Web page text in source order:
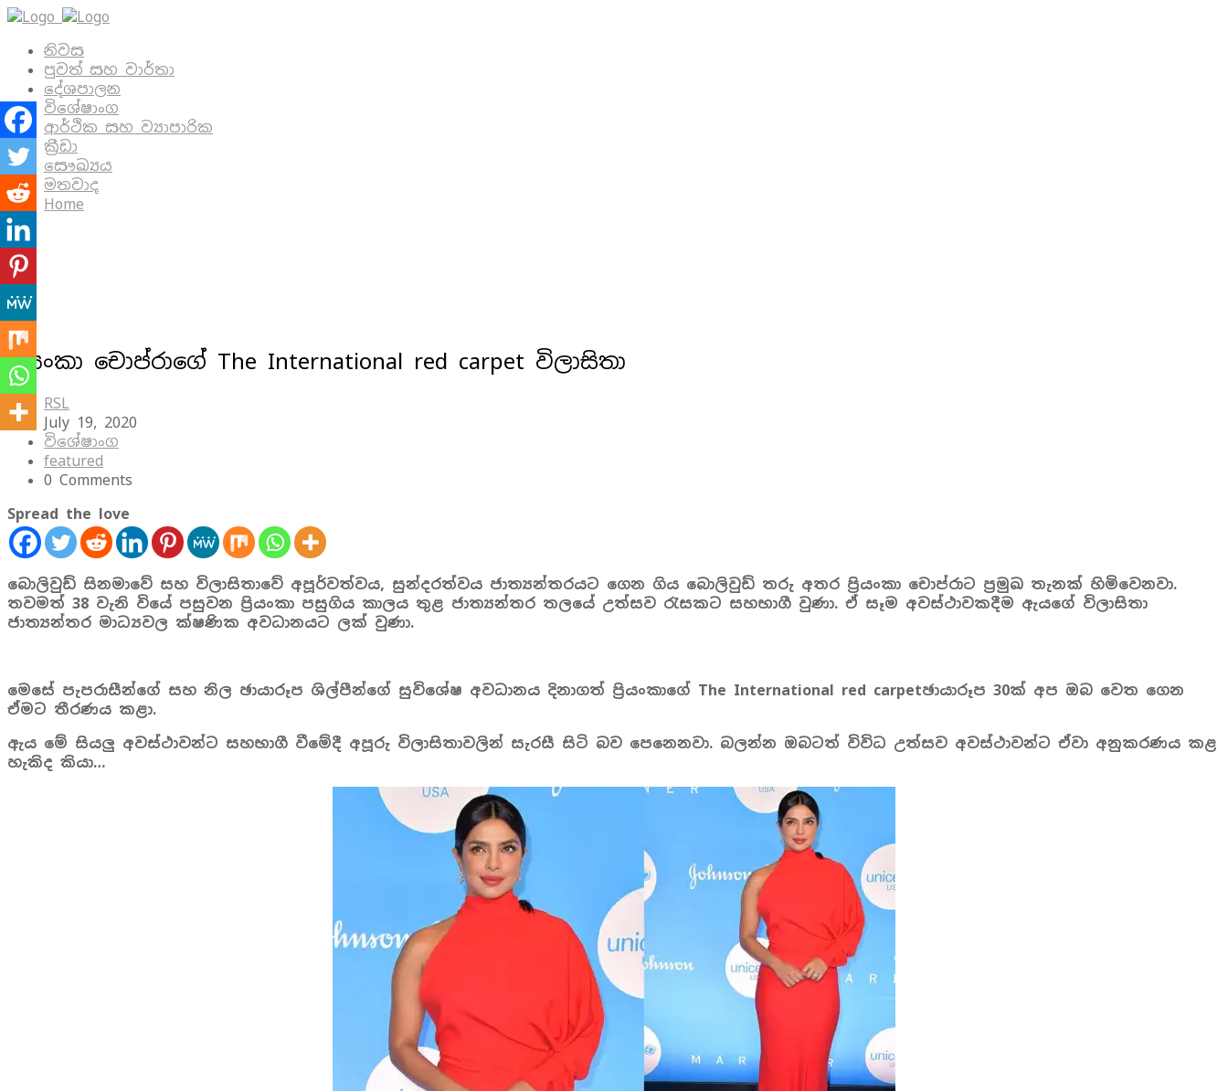
නිවස
පුවත් සහ වාර්තා
දේශපාලන
විශේෂාංග
ආර්ථික සහ ව්‍යාපාරික
ක්‍රීඩා
සෞඛ්‍යය
මතවාද
Home
ප්‍රියංකා චොප්රාගේ The International red carpet විලාසිතා
RSL
July 19, 2020
විශේෂාංග
featured
0 Comments
Spread the love
බොලිවුඩ් සිනමාවේ සහ විලාසිතාවේ අපූර්වත්වය, සුන්දරත්වය ජාත්‍යන්තරයට ගෙන ගිය බොලිවුඩ් තරු අතර ප්‍රියංකා චොප්රාට ප්‍රමුඛ තැනක් හිමිවෙනවා.
තවමත් 38 වැනි වියේ පසුවන ප්‍රියංකා පසුගිය කාලය තුළ ජාත්‍යන්තර තලයේ උත්සව රැසකට සහභාගී වුණා. ඒ සෑම අවස්ථාවකදීම ඇයගේ විලාසිතා
ජාත්‍යන්තර මාධ්‍යවල ක්ෂණික අවධානයට ලක් වුණා.
මෙසේ පැපරාසීන්ගේ සහ නිල ඡායාරූප ශිල්පීන්ගේ සුවිශේෂ අවධානය දිනාගත් ප්‍රියංකාගේ The International red carpetඡායාරූප 30ක් අප ඔබ වෙත ගෙන
ඒමට තීරණය කළා.
ඇය මේ සියලු අවස්ථාවන්ට සහභාගී වීමේදී අපූරු විලාසිතාවලින් සැරසී සිටි බව පෙනෙනවා. බලන්න ඔබටත් විවිධ උත්සව අවස්ථාවන්ට ඒවා අනුකරණය කළ
හැකිද කියා…